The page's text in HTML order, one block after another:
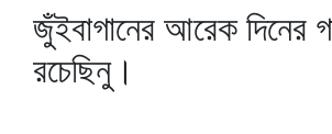
জুঁইবাগানের আরেক দিনের
রচেছিনু।